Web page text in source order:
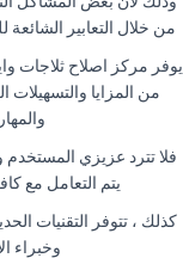
من خلال التعابير الشائعة
يوفر مركز اصلاح ثلاجات
من المزايا
فلا تترد عزيزي
يتم التعامل مع
كذلك ، تتوفر التقنيات
وخبراء